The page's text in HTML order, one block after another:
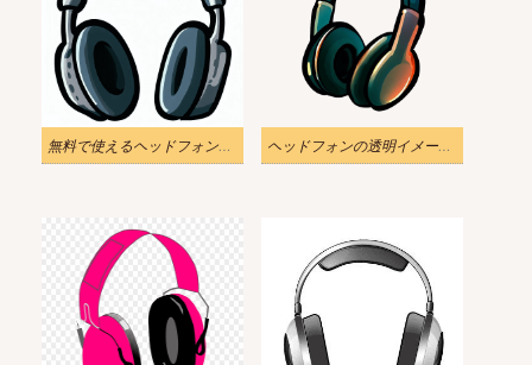
無料で使えるヘッドフォンのイラスト ヘッドフォンの透明イメージイラスト